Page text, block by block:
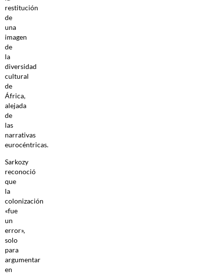
restitución
de
una
imagen
de
la
diversidad
cultural
de
África,
alejada
de
las
narrativas
eurocéntricas.
Sarkozy
reconoció
que
la
colonización
«fue
un
error»,
solo
para
argumentar
en